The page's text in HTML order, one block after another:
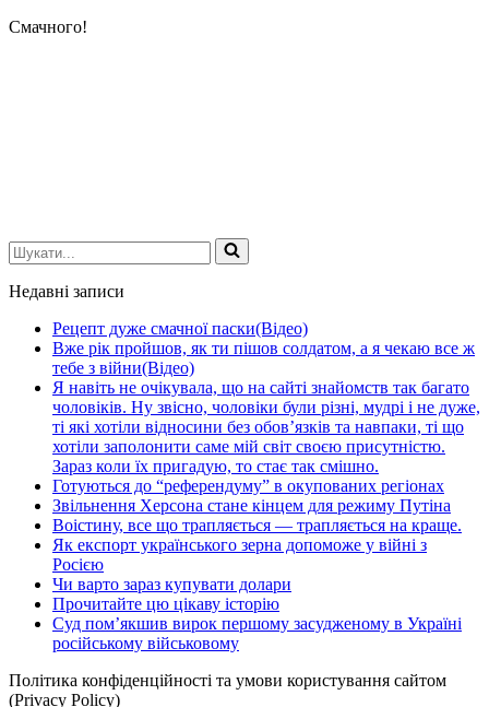
Смачного!
Шукати...
Недавні записи
Рецепт дуже смачної паски(Відео)
Вже рік пройшов, як ти пішов солдатом, а я чекаю все ж
тебе з війни(Відео)
Я навіть не очікувала, що на сайті знайомств так багато
чоловіків. Ну звісно, чоловіки були різні, мудрі і не дуже,
ті які хотіли відносини без обов’язків та навпаки, ті що
хотіли заполонити саме мій світ своєю присутністю.
Зараз коли їх пригадую, то стає так смішно.
Готуються до “референдуму” в окупованих регіонах
Звільнення Херсона стане кінцем для режиму Путіна
Воістину, все що трапляється — трапляється на краще.
Як експорт українського зерна допоможе у війні з
Росією
Чи варто зараз купувати долари
Прочитайте цю цікаву історію
Суд пом’якшив вирок першому засудженому в Україні
російському військовому
Політика конфіденційності та умови користування сайтом
(Privacy Policy)